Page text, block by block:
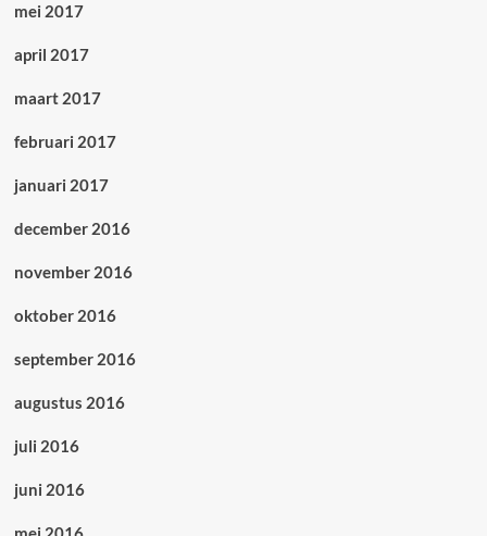
mei 2017
april 2017
maart 2017
februari 2017
januari 2017
december 2016
november 2016
oktober 2016
september 2016
augustus 2016
juli 2016
juni 2016